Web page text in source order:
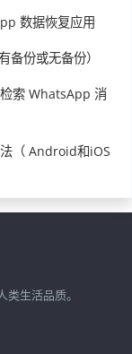
数据恢复应用
备份或无备份）
索 WhatsApp 消
（ Android和iOS
生活品质。